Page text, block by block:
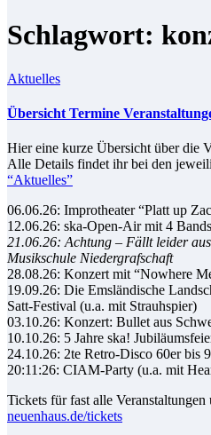
Schlagwort:
Aktuelles
Über­sicht Ter­mi­ne
Hier ei­ne kur­ze Über­sicht über die
Al­le De­tails fin­det ihr bei den
“Ak­tu­el­les”
06.06.26: Im­pro­thea­ter “Platt up
12.06.26: ska-Open-Air mit 4
21.06.26: Ach­tung – Fällt lei­der
Mu­sik­schu­le Nie­der­graf­schaft
28.08.26: Kon­zert mit “Nowhe­re
19.09.26: Die Ems­län­di­sche
Satt-Fes­ti­val (u.a. mit Strauhs­pier)
03.10.26: Kon­zert: Bul­let aus
10.10.26: 5 Jah­re ska!
24.10.26: 2te Re­tro-Dis­co 60er bis
20:11:26: CIAM-Par­ty (u.a. mit
Ti­ckets für fast al­le Ver­an­stal­tun­gen
neuenhaus.de/tickets